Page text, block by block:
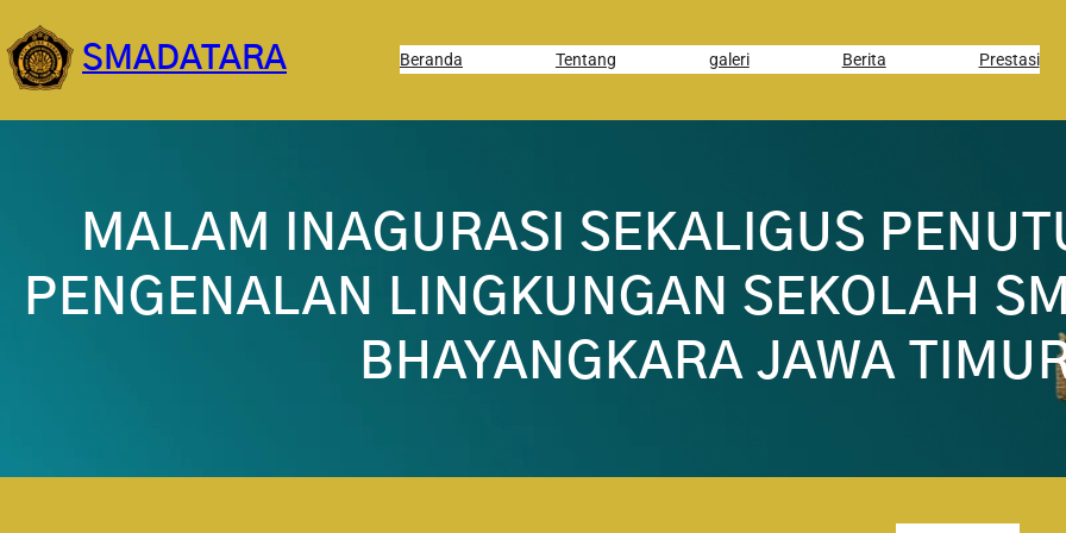
ke
konten
SMADATARA Beranda Tentang galeri Berita Prestasi
MALAM INAGURASI SEKALIGUS
PENGENALAN LINGKUNGAN SEKOLAH
BHAYANGKARA JAWA